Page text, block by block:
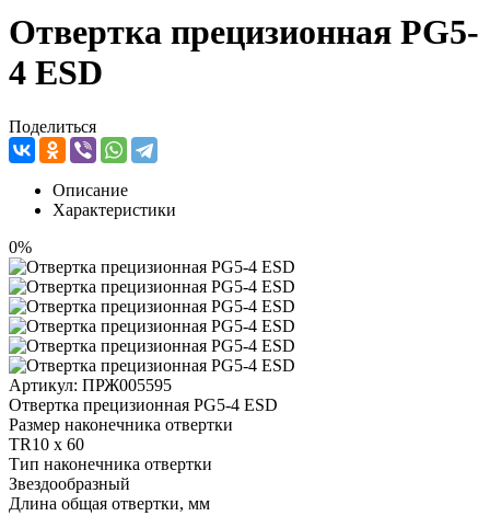
Отвертка прецизионная PG5-
4 ESD
Поделиться
Описание
Характеристики
0%
Артикул: ПРЖ005595
Отвертка прецизионная PG5-4 ESD
Размер наконечника отвертки
TR10 x 60
Тип наконечника отвертки
Звездообразный
Длина общая отвертки, мм